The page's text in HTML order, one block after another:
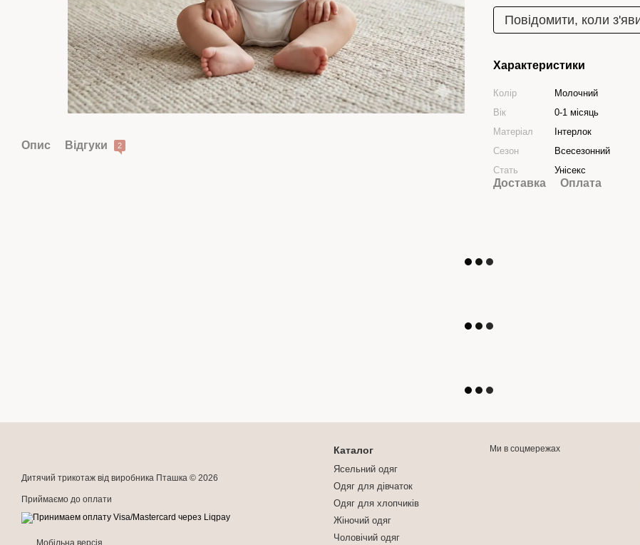
Опис Відгуки 2
Повідомити, коли
Характеристики
Колір
Молочний
Вік
0-1 місяць
Матеріал
Інтерлок
Сезон
Всесезонний
Стать
Унісекс
Доставка Оплата
Дитячий трикотаж від виробника Пташка © 2026
Приймаємо до оплати
Мобільна версія
Каталог
Ясельний одяг
Одяг для дівчаток
Одяг для хлопчиків
Жіночий одяг
Чоловічий одяг
Ми в соцмережах